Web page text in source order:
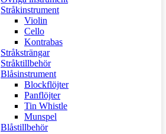
Stråkinstrument
Violin
Cello
Kontrabas
Stråksträngar
Stråktillbehör
Blåsinstrument
Blockflöjter
Panflöjter
Tin Whistle
Munspel
Blåstillbehör